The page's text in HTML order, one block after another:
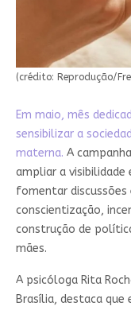
(crédito: Reprodução/
Em maio, mês
sensibilizar a
materna. A
ampliar a visibilidade
fomentar
conscientização,
construção de
mães.
A psicóloga Rita
Brasília, destaca que